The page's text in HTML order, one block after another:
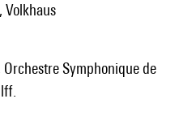
Volkhaus